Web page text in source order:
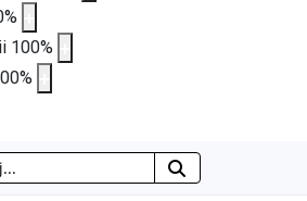
%
100%
%